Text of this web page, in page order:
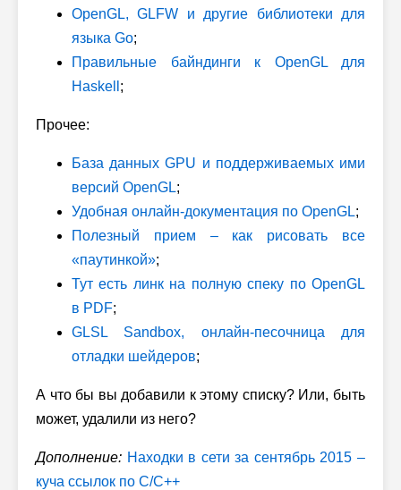
OpenGL, GLFW и другие библиотеки для
языка Go;
Правильные байндинги к OpenGL для
Haskell ;
Прочее:
База данных GPU и поддерживаемых ими
версий OpenGL;
Удобная онлайн-документация по OpenGL;
Полезный прием – как рисовать все
«паутинкой»;
Тут есть линк на полную спеку по OpenGL
в PDF;
GLSL Sandbox, онлайн-песочница для
отладки шейдеров;
А что бы вы добавили к этому списку? Или, быть
может, удалили из него?
Дополнение: Находки в сети за сентябрь 2015 –
куча ссылок по C/C++